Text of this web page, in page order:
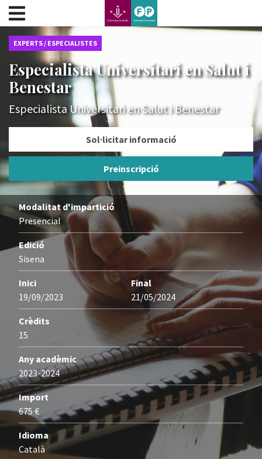
???label.access.jump.content???
???label.access.jump.header???
???label.access.jump.footer???
???label.access.jump.menu???
EXPERTS / ESPECIALISTES
Especialista Universitari en Salut i
Benestar
Especialista Universitari en Salut i Benestar
Sol·licitar informació
Preinscripció
Modalitat d'impartició
Presencial
Edició
Sisena
Inici
19/09/2023
Final
21/05/2024
Crèdits
15
Any acadèmic
2023-2024
Import
675 €
Idioma
Català